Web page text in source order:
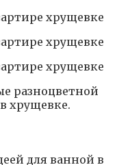
разноцветной
хрущевке.
для ванной в